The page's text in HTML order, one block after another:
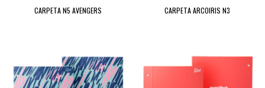
CARPETA N5 AVENGERS CARPETA ARCOIRIS N3